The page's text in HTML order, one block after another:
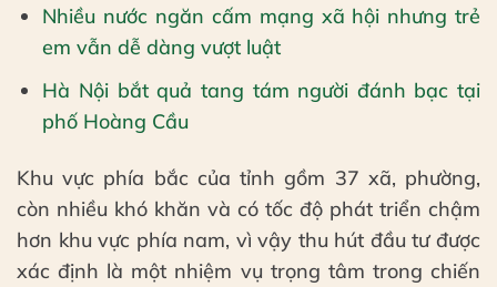
Nhiều nước ngăn cấm mạng xã hội nhưng trẻ
em vẫn dễ dàng vượt luật
Hà Nội bắt quả tang tám người đánh bạc tại
phố Hoàng Cầu
Khu vực phía bắc của tỉnh gồm 37 xã, phường,
còn nhiều khó khăn và có tốc độ phát triển chậm
hơn khu vực phía nam, vì vậy thu hút đầu tư được
xác định là một nhiệm vụ trọng tâm trong chiến